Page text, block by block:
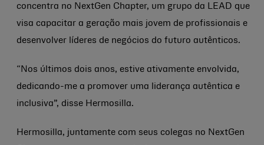
concentra no NextGen Chapter, um grupo da LEAD que
visa capacitar a geração mais jovem de profissionais e
desenvolver líderes de negócios do futuro autênticos.
“Nos últimos dois anos, estive ativamente envolvida,
dedicando-me a promover uma liderança autêntica e
inclusiva”, disse Hermosilla.
Hermosilla, juntamente com seus colegas no NextGen